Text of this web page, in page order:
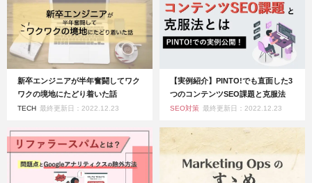
新卒エンジニアが半年奮闘してワク
ワクの境地にたどり着いた話
TECH 最終更新日：2022.12.23
【実例紹介】PINTO!でも直面した3
つのコンテンツSEO課題と克服法
SEO対策 最終更新日：2022.12.23